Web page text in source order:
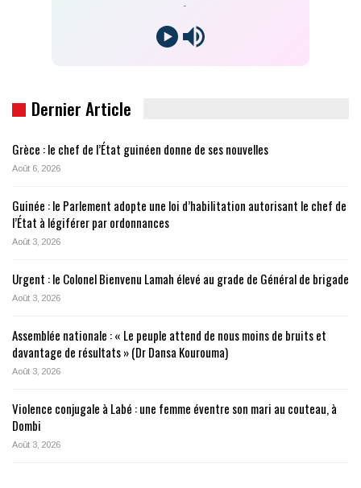
Dernier Article
Grèce : le chef de l’État guinéen donne de ses nouvelles
Août 6, 2026
Guinée : le Parlement adopte une loi d’habilitation autorisant le chef de
l’État à légiférer par ordonnances
Août 3, 2026
Urgent : le Colonel Bienvenu Lamah élevé au grade de Général de brigade
Août 3, 2026
Assemblée nationale : « Le peuple attend de nous moins de bruits et
davantage de résultats » (Dr Dansa Kourouma)
Août 3, 2026
Violence conjugale à Labé : une femme éventre son mari au couteau, à
Dombi
Août 3, 2026